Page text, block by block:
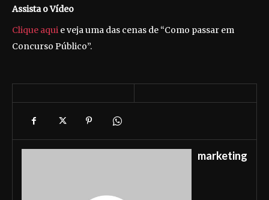
Assista o Vídeo
Clique aqui e veja uma das cenas de “Como passar em
Concurso Público”.
marketing